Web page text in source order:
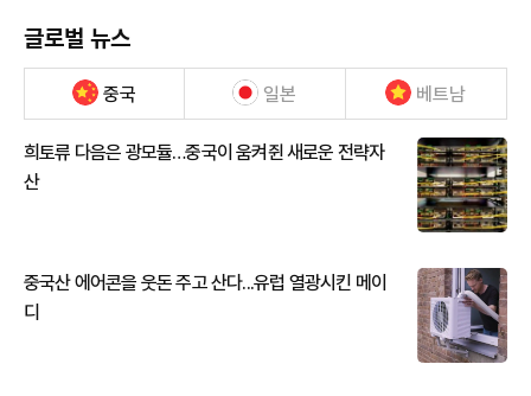
글로벌 뉴스
중국 일본 베트남
희토류 다음은 광모듈…중국이 움켜쥔 새로운 전략자
산
중국산 에어콘을 웃돈 주고 산다...유럽 열광시킨 메이
디